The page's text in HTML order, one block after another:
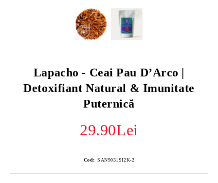
Lapacho - Ceai Pau D’Arco |
Detoxifiant Natural & Imunitate
Puternică
29.90Lei
Cod: SAN9031SI2K-2